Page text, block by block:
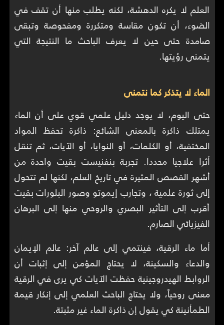
العلم لا يكره الدهشة، لكنه يطلب منها أن تقف في
الضوء، أن تكون مقاسة ومتكررة ومفحوصة وتبقى
صامدة حتى حين لا يعرف الباحث ما النتيجة التي
يتمنى رؤيتها.
الماء لا يتذكر كما نتمنى
حتى اليوم، لا يوجد دليل علمي قوي على أن الماء
يمتلك ذاكرة بالمعنى الشائع: ذاكرة تحفظ المواد
المختفية، أو الكلمات، أو النوايا، أو الآيات، ثم تنقل
أثراً علاجياً محدداً. تجربة بنفنيست بقيت واحدة من
أشهر القصص المثيرة في تاريخ العلم، لكنها لم تتحول
إلى ثورة علمية ، وتجارب إيموتو وصور البلورات بقيت
أقرب إلى التأثير البصري والروحي منها إلى البرهان
الفيزيائي الصارم.
أما ماء الرقية، فينتمي إلى عالم آخر: عالم الإيمان
والدعاء والسكينة، لا يحتاج المؤمن إلى إثبات أن
الروابط الهيدروجينية حفظت الآيات كي يرى في الرقية
معنى روحياً، ولا يحتاج الباحث العلمي إلى إنكار قيمة
الطمأنينة كي يقول إن ذاكرة الماء غير مثبتة.